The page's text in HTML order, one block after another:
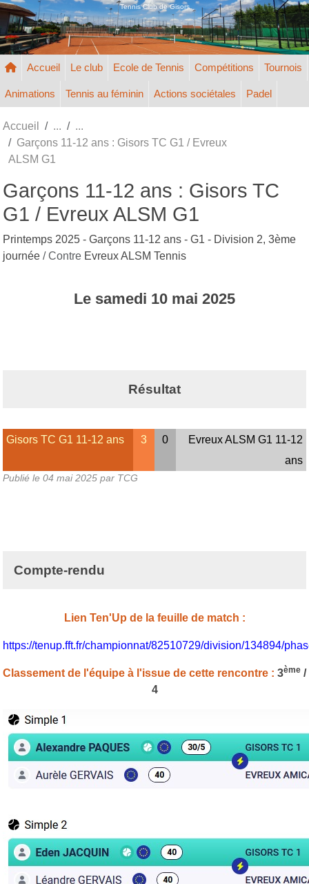
Tennis Club de Gisors
Accueil Le club Ecole de Tennis Compétitions Tournois
Animations Tennis au féminin Actions sociétales Padel
Accueil
Garçons 11-12 ans : Gisors TC G1 / Evreux
ALSM G1
Garçons 11-12 ans : Gisors TC
G1 / Evreux ALSM G1
Printemps 2025 - Garçons 11-12 ans - G1 - Division 2, 3ème
journée / Contre Evreux ALSM Tennis
Le samedi 10 mai 2025
Résultat
Gisors TC G1 11-12 ans 3 0
Evreux ALSM G1 11-12
ans
Publié le 04 mai 2025 par TCG
Compte-rendu
Lien Ten'Up de la feuille de match :
https://tenup.fft.fr/championnat/82510729/division/134894/
Classement de l'équipe à l'issue de cette rencontre : 3ème /
4
Panneau de gestion des cookies